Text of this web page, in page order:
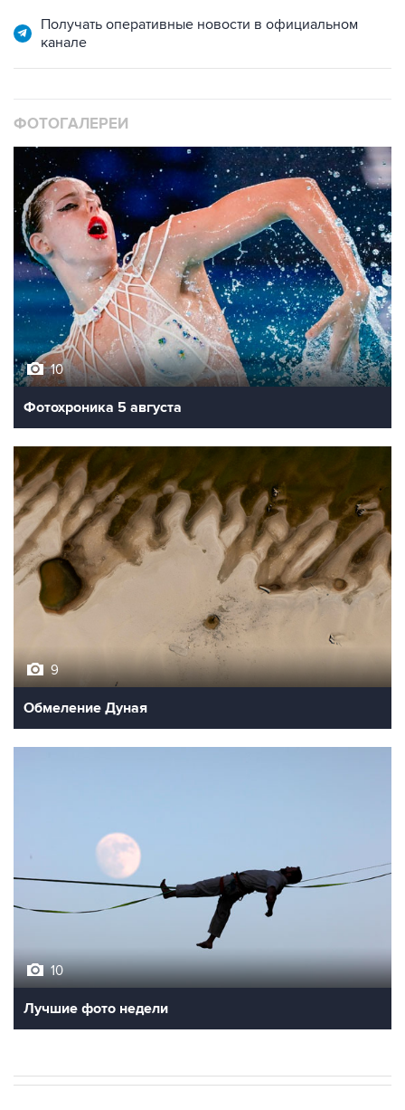
Получать оперативные новости в официальном
канале
ФОТОГАЛЕРЕИ
10
Фотохроника 5 августа
9
Обмеление Дуная
10
Лучшие фото недели